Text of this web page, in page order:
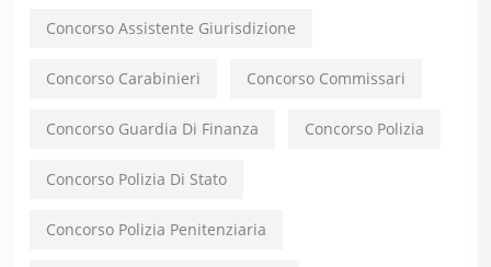
Concorso Assistente Giurisdizione
Concorso Carabinieri Concorso Commissari
Concorso Guardia Di Finanza Concorso Polizia
Concorso Polizia Di Stato
Concorso Polizia Penitenziaria